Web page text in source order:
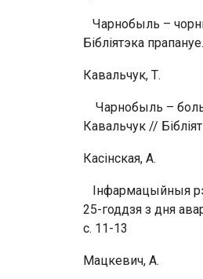
Чарнобыль –
Бібліятэка
Кавальчук, Т.
Чарнобыль – боль,
Кавальчук //
Касінская, А.
Інфармацыйныя
25-годдзя з дня
с. 11-13
Мацкевич, А.